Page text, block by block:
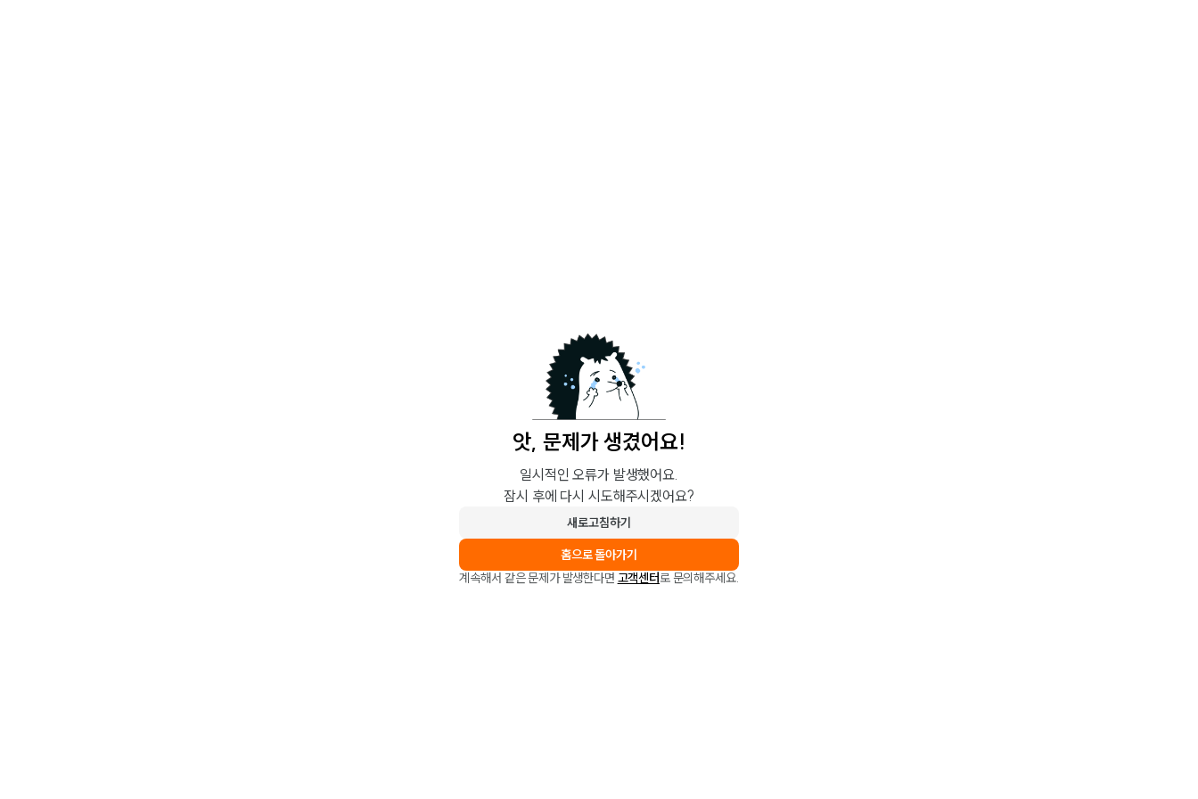
앗, 문제가 생겼어요!
일시적인 오류가 발생했어요.
잠시 후에 다시 시도해주시겠어요?
새로고침하기
홈으로 돌아가기
계속해서 같은 문제가 발생한다면 고객센터로 문의해주세요.